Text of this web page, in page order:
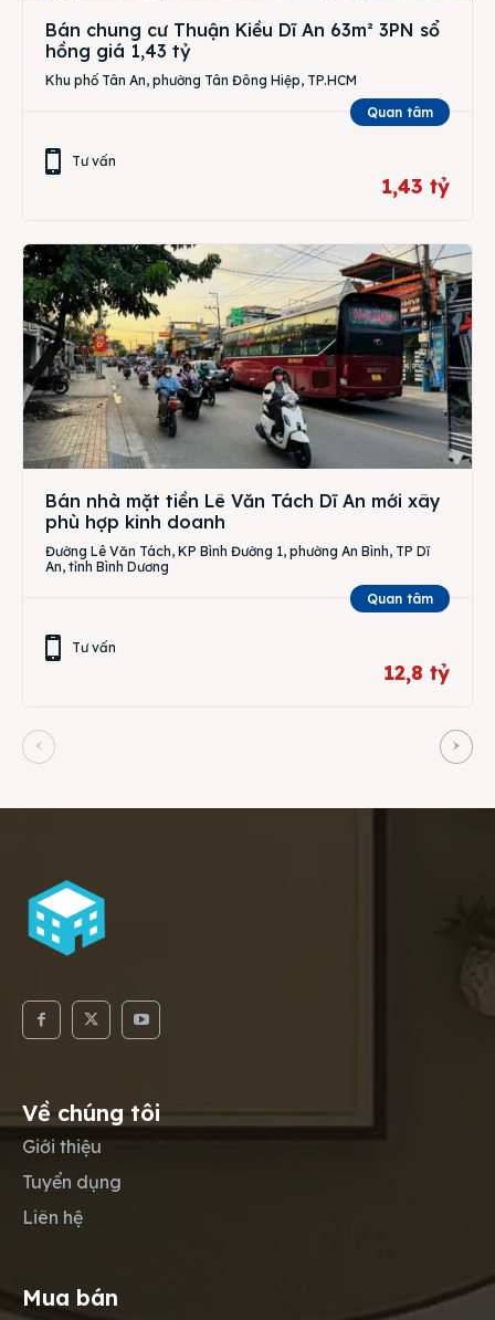
Bán chung cư Thuận Kiều Dĩ An 63m² 3PN sổ
hồng giá 1,43 tỷ
Khu phố Tân An, phường Tân Đông Hiệp, TP.HCM
Quan tâm
Tư vấn
1,43 tỷ
Bán nhà mặt tiền Lê Văn Tách Dĩ An mới xây
phù hợp kinh doanh
Đường Lê Văn Tách, KP Bình Đường 1, phường An Bình, TP Dĩ
An, tỉnh Bình Dương
Quan tâm
Tư vấn
12,8 tỷ
Về chúng tôi
Giới thiệu
Tuyển dụng
Liên hệ
Mua bán